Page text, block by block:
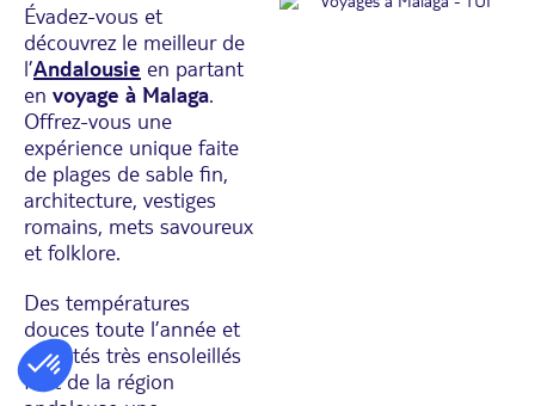
Évadez-vous et
découvrez le meilleur de
l’Andalousie en partant
en voyage à Malaga.
Offrez-vous une
expérience unique faite
de plages de sable fin,
architecture, vestiges
romains, mets savoureux
et folklore.
Des températures
douces toute l’année et
des étés très ensoleillés
font de la région